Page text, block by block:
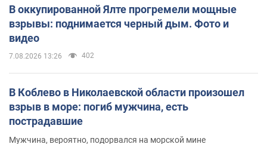
В оккупированной Ялте прогремели мощные
взрывы: поднимается черный дым. Фото и
видео
7.08.2026 13:26 402
В Коблево в Николаевской области произошел
взрыв в море: погиб мужчина, есть
пострадавшие
Мужчина, вероятно, подорвался на морской мине